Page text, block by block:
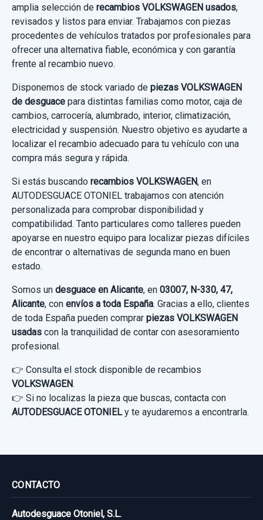
amplia selección de recambios VOLKSWAGEN usados,
revisados y listos para enviar. Trabajamos con piezas
procedentes de vehículos tratados por profesionales para
ofrecer una alternativa fiable, económica y con garantía
frente al recambio nuevo.
Disponemos de stock variado de piezas VOLKSWAGEN
de desguace para distintas familias como motor, caja de
cambios, carrocería, alumbrado, interior, climatización,
electricidad y suspensión. Nuestro objetivo es ayudarte a
localizar el recambio adecuado para tu vehículo con una
compra más segura y rápida.
Si estás buscando recambios VOLKSWAGEN, en
AUTODESGUACE OTONIEL trabajamos con atención
personalizada para comprobar disponibilidad y
compatibilidad. Tanto particulares como talleres pueden
apoyarse en nuestro equipo para localizar piezas difíciles
de encontrar o alternativas de segunda mano en buen
estado.
Somos un desguace en Alicante, en 03007, N-330, 47,
Alicante, con envíos a toda España. Gracias a ello, clientes
de toda España pueden comprar piezas VOLKSWAGEN
usadas con la tranquilidad de contar con asesoramiento
profesional.
👉 Consulta el stock disponible de recambios
VOLKSWAGEN.
👉 Si no localizas la pieza que buscas, contacta con
AUTODESGUACE OTONIELy te ayudaremos a encontrarla.
CONTACTO
Autodesguace Otoniel, S.L.